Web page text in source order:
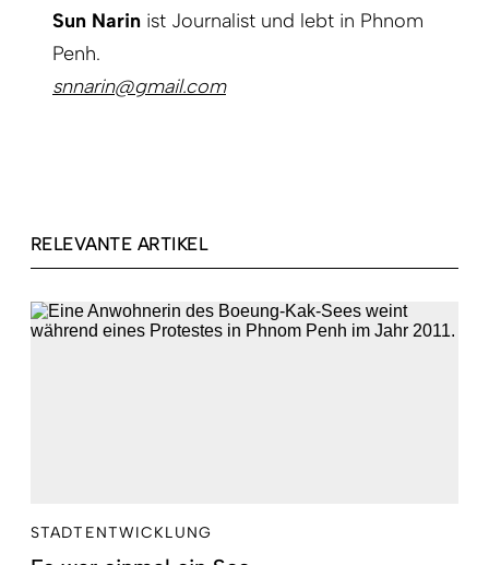
Sun Narin ist Journalist und lebt in Phnom
Penh.
snnarin@gmail.com
RELEVANTE ARTIKEL
STADTENTWICKLUNG